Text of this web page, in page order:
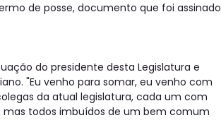
de posse, documento que foi assinado
do presidente desta Legislatura e
"Eu venho para somar, eu venho com
da atual legislatura, cada um com
todos imbuídos de um bem comum